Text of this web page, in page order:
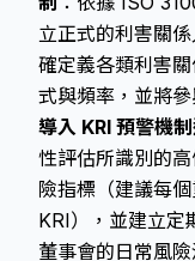
立正式的利害關
確定義各類利害
式與頻率，並將
導入 KRI 預警機
性評估所識別的
險指標（建議每
KRI），並建立定
董事會的日常風